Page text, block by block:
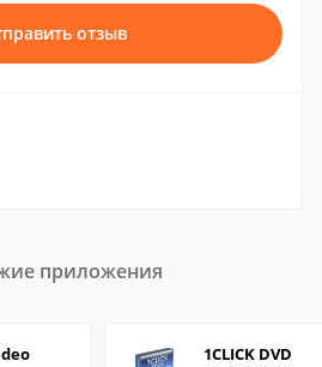
отзыв
приложения
1CLICK DVD